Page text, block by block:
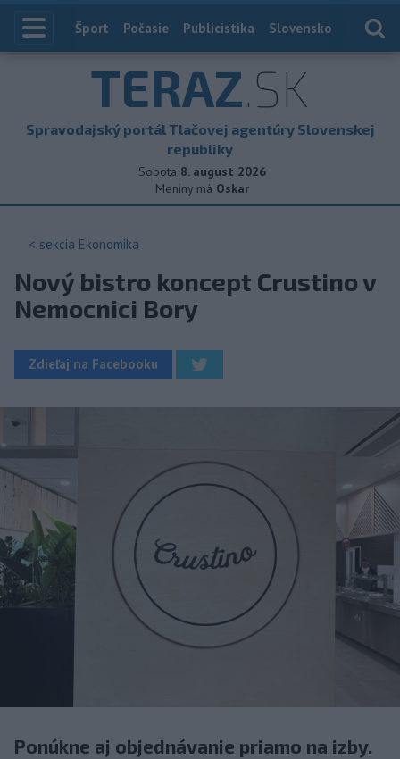
Index
Šport Počasie Publicistika Slovensko
TERAZ.SK
Spravodajský portál Tlačovej agentúry Slovenskej
republiky
Sobota 8. august 2026
Meniny má Oskar
< sekcia Ekonomika
Nový bistro koncept Crustino v
Nemocnici Bory
Zdieľaj na Facebooku
Ponúkne aj objednávanie priamo na izby.